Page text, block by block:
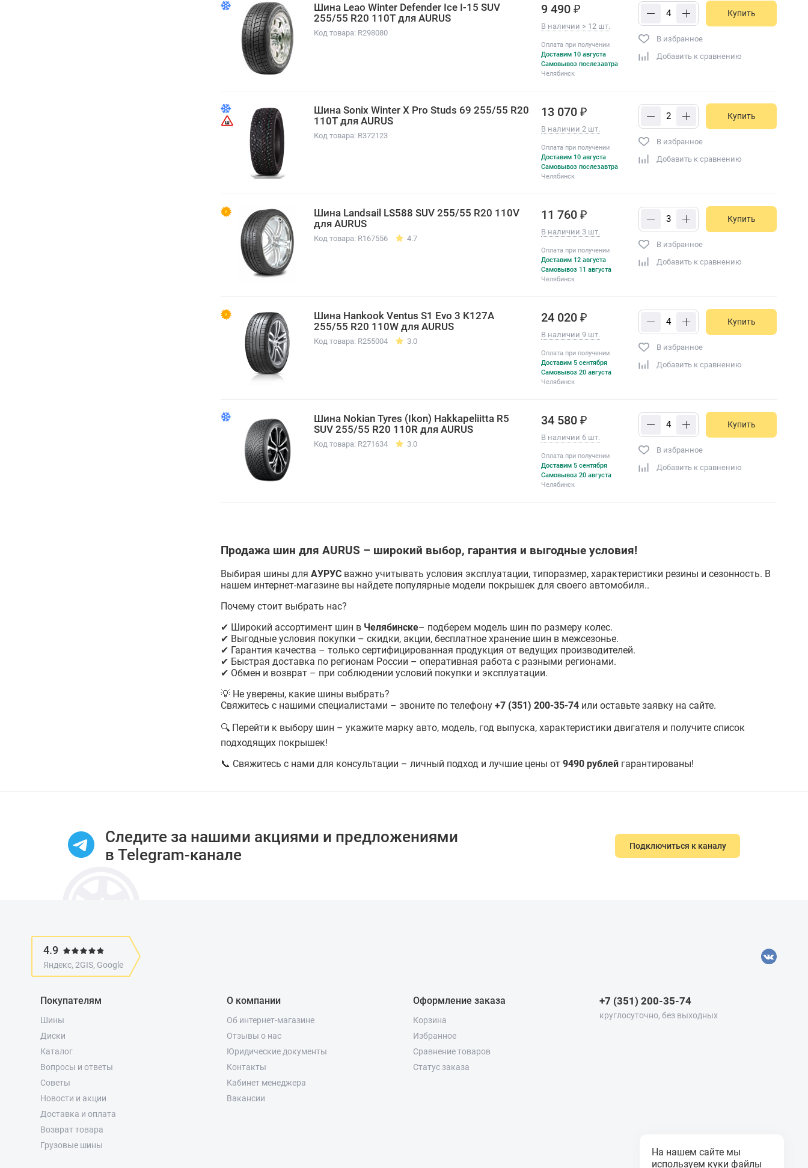
Шина Leao Winter Defender Ice I-15 SUV
255/55 R20 110T для AURUS
Код товара: R298080
9 490 ₽
В наличии > 12 шт.
Оплата при получении
Доставим 10 августа
Самовывоз послезавтра
Челябинск
Купить
В избранное
Добавить к сравнению
Шина Sonix Winter X Pro Studs 69 255/55 R20
110T для AURUS
Код товара: R372123
13 070 ₽
В наличии 2 шт.
Оплата при получении
Доставим 10 августа
Самовывоз послезавтра
Челябинск
Купить
В избранное
Добавить к сравнению
Шина Landsail LS588 SUV 255/55 R20 110V
для AURUS
Код товара: R167556 4.7
11 760 ₽
В наличии 3 шт.
Оплата при получении
Доставим 12 августа
Самовывоз 11 августа
Челябинск
Купить
В избранное
Добавить к сравнению
Шина Hankook Ventus S1 Evo 3 K127A
255/55 R20 110W для AURUS
Код товара: R255004 3.0
24 020 ₽
В наличии 9 шт.
Оплата при получении
Доставим 5 сентября
Самовывоз 20 августа
Челябинск
Купить
В избранное
Добавить к сравнению
Шина Nokian Tyres (Ikon) Hakkapeliitta R5
SUV 255/55 R20 110R для AURUS
Код товара: R271634 3.0
34 580 ₽
В наличии 6 шт.
Оплата при получении
Доставим 5 сентября
Самовывоз 20 августа
Челябинск
Купить
В избранное
Добавить к сравнению
Продажа шин для AURUS – широкий выбор, гарантия и выгодные условия!
Выбирая шины для АУРУС важно учитывать условия эксплуатации, типоразмер, характеристики резины и сезонность. В
нашем интернет-магазине вы найдете популярные модели покрышек для своего автомобиля..
Почему стоит выбрать нас?
✔ Широкий ассортимент шин в Челябинске– подберем модель шин по размеру колес.
✔ Выгодные условия покупки – скидки, акции, бесплатное хранение шин в межсезонье.
✔ Гарантия качества – только сертифицированная продукция от ведущих производителей.
✔ Быстрая доставка по регионам России – оперативная работа с разными регионами.
✔ Обмен и возврат – при соблюдении условий покупки и эксплуатации.
💡 Не уверены, какие шины выбрать?
Свяжитесь с нашими специалистами – звоните по телефону +7 (351) 200-35-74 или оставьте заявку на сайте.
🔍 Перейти к выбору шин – укажите марку авто, модель, год выпуска, характеристики двигателя и получите список
подходящих покрышек!
📞 Свяжитесь с нами для консультации – личный подход и лучшие цены от 9490 рублей гарантированы!
Следите за нашими акциями и предложениями
в Telegram-канале
Подключиться к каналу
4.9
Яндекс, 2GIS, Google
Покупателям
Шины
Диски
Каталог
Вопросы и ответы
Советы
Новости и акции
Доставка и оплата
Возврат товара
Грузовые шины
О компании
Об интернет-магазине
Отзывы о нас
Юридические документы
Контакты
Кабинет менеджера
Вакансии
Оформление заказа
Корзина
Избранное
Сравнение товаров
Статус заказа
+7 (351) 200-35-74
круглосуточно, без выходных
На нашем сайте мы
используем куки файлы